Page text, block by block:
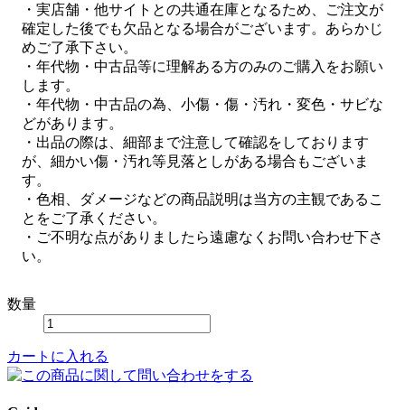
・実店舗・他サイトとの共通在庫となるため、ご注文が
確定した後でも欠品となる場合がございます。あらかじ
めご了承下さい。
・年代物・中古品等に理解ある方のみのご購入をお願い
します。
・年代物・中古品の為、小傷・傷・汚れ・変色・サビな
どがあります。
・出品の際は、細部まで注意して確認をしております
が、細かい傷・汚れ等見落としがある場合もございま
す。
・色相、ダメージなどの商品説明は当方の主観であるこ
とをご了承ください。
・ご不明な点がありましたら遠慮なくお問い合わせ下さ
い。
数量
カートに入れる